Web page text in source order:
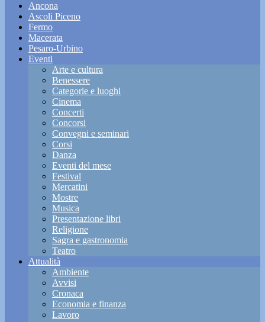
Ancona
Ascoli Piceno
Fermo
Macerata
Pesaro-Urbino
Eventi
Arte e cultura
Benessere
Categorie e luoghi
Cinema
Concerti
Concorsi
Convegni e seminari
Corsi
Danza
Eventi del mese
Festival
Mercatini
Mostre
Musica
Presentazione libri
Religione
Sagra e gastronomia
Teatro
Attualità
Ambiente
Avvisi
Cronaca
Economia e finanza
Lavoro